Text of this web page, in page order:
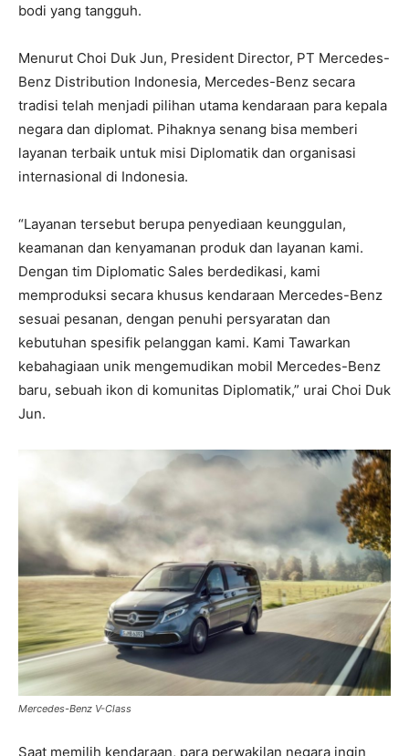
bodi yang tangguh.
Menurut Choi Duk Jun, President Director, PT Mercedes-
Benz Distribution Indonesia, Mercedes-Benz secara
tradisi telah menjadi pilihan utama kendaraan para kepala
negara dan diplomat. Pihaknya senang bisa memberi
layanan terbaik untuk misi Diplomatik dan organisasi
internasional di Indonesia.
“Layanan tersebut berupa penyediaan keunggulan,
keamanan dan kenyamanan produk dan layanan kami.
Dengan tim Diplomatic Sales berdedikasi, kami
memproduksi secara khusus kendaraan Mercedes-Benz
sesuai pesanan, dengan penuhi persyaratan dan
kebutuhan spesifik pelanggan kami. Kami Tawarkan
kebahagiaan unik mengemudikan mobil Mercedes-Benz
baru, sebuah ikon di komunitas Diplomatik,” urai Choi Duk
Jun.
Mercedes-Benz V-Class
Saat memilih kendaraan, para perwakilan negara ingin